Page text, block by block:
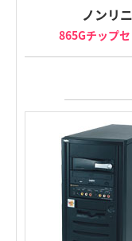
ノンリ
865Gチップ